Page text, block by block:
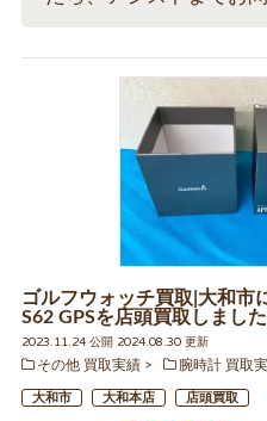
ゴルフウォッチ買取|大和市
S62 GPSを店頭買取しました
2023.11.24 公開 2024.08.30 更新
その他 買取実績
腕時計 買取
大和市 大和本店 店頭買取